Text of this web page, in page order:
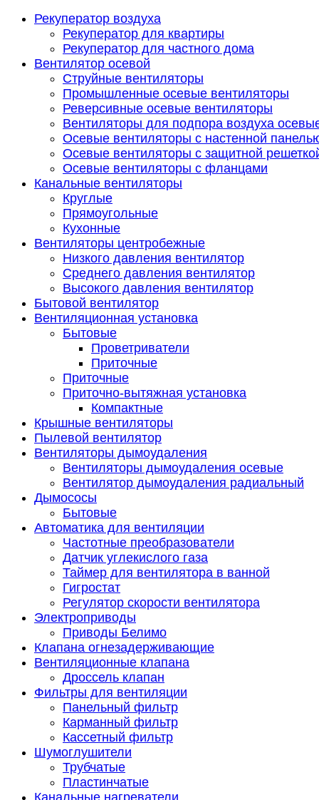
Рекуператор воздуха
Рекуператор для квартиры
Рекуператор для частного дома
Вентилятор осевой
Струйные вентиляторы
Промышленные осевые вентиляторы
Реверсивные осевые вентиляторы
Вентиляторы для подпора воздуха
Осевые вентиляторы с настенной
Осевые вентиляторы с защитной
Осевые вентиляторы с фланцами
Канальные вентиляторы
Круглые
Прямоугольные
Кухонные
Вентиляторы центробежные
Низкого давления вентилятор
Среднего давления вентилятор
Высокого давления вентилятор
Бытовой вентилятор
Вентиляционная установка
Бытовые
Проветриватели
Приточные
Приточные
Приточно-вытяжная установка
Компактные
Крышные вентиляторы
Пылевой вентилятор
Вентиляторы дымоудаления
Вентиляторы дымоудаления осевые
Вентилятор дымоудаления радиальный
Дымососы
Бытовые
Автоматика для вентиляции
Частотные преобразователи
Датчик углекислого газа
Таймер для вентилятора в ванной
Гигростат
Регулятор скорости вентилятора
Электроприводы
Приводы Белимо
Клапана огнезадерживающие
Вентиляционные клапана
Дроссель клапан
Фильтры для вентиляции
Панельный фильтр
Карманный фильтр
Кассетный фильтр
Шумоглушители
Трубчатые
Пластинчатые
Канальные нагреватели